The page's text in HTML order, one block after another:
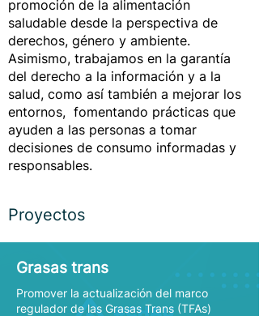
promoción de la alimentación
saludable desde la perspectiva de
derechos, género y ambiente.
Asimismo, trabajamos en la garantía
del derecho a la información y a la
salud, como así también a mejorar los
entornos, fomentando prácticas que
ayuden a las personas a tomar
decisiones de consumo informadas y
responsables.
Métodología de trabajo
Abogacía Investigación
Proyectos
Grasas trans
Promover la actualización del marco
regulador de las Grasas Trans (TFAs)